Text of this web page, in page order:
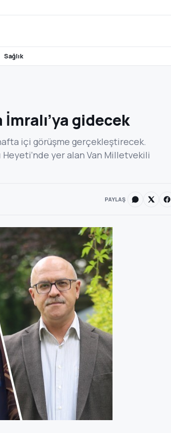
sağlık
gidecek
içi görüşme gerçekleştirecek.
yer alan Van Milletvekili
PAYLAŞ